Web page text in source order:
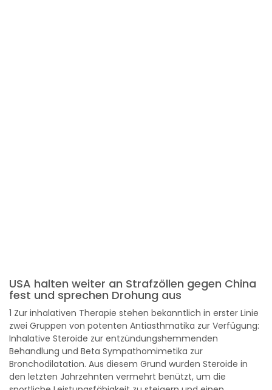
USA halten weiter an Strafzöllen gegen China
fest und sprechen Drohung aus
1 Zur inhalativen Therapie stehen bekanntlich in erster Linie
zwei Gruppen von potenten Antiasthmatika zur Verfügung:
Inhalative Steroide zur entzündungshemmenden
Behandlung und Beta Sympathomimetika zur
Bronchodilatation. Aus diesem Grund wurden Steroide in
den letzten Jahrzehnten vermehrt benützt, um die